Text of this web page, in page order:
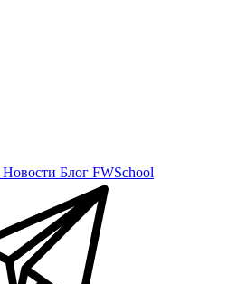
Новости Блог FWSchool